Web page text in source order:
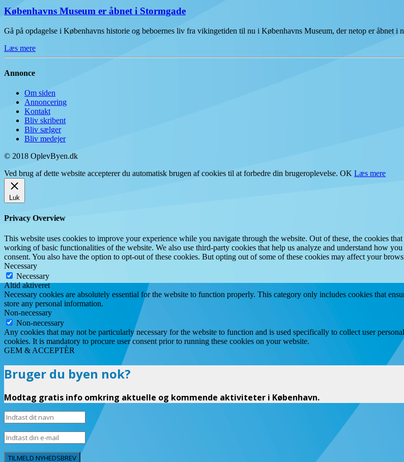
Københavns Museum er åbnet i Stormgade
Gå på opdagelse i Københavns historie og beboernes liv fra vikingetiden til nu i Københavns Museum, der netop er åbnet i
Læs mere
Annonce
Om siden
Annoncering
Kontakt
Bliv skribent
Bliv sælger
Bliv medejer
© 2018 OplevByen.dk
Ved brug af dette website accepterer du automatisk brugen af cookies til at forbedre din brugeroplevelse. OK Læs mere
Luk
Privacy Overview
This website uses cookies to improve your experience while you navigate through the website. Out of these, the cookies
working of basic functionalities of the website. We also use third-party cookies that help us analyze and understand how
consent. You also have the option to opt-out of these cookies. But opting out of some of these cookies may affect your
Necessary
Necessary
Altid aktiveret
Necessary cookies are absolutely essential for the website to function properly. This category only includes cookies that
store any personal information.
Non-necessary
Non-necessary
Any cookies that may not be particularly necessary for the website to function and is used specifically to collect user
cookies. It is mandatory to procure user consent prior to running these cookies on your website.
GEM & ACCEPTÈR
Bruger du byen nok?
Modtag gratis info omkring aktuelle og kommende aktiviteter i København.
TILMELD NYHEDSBREV